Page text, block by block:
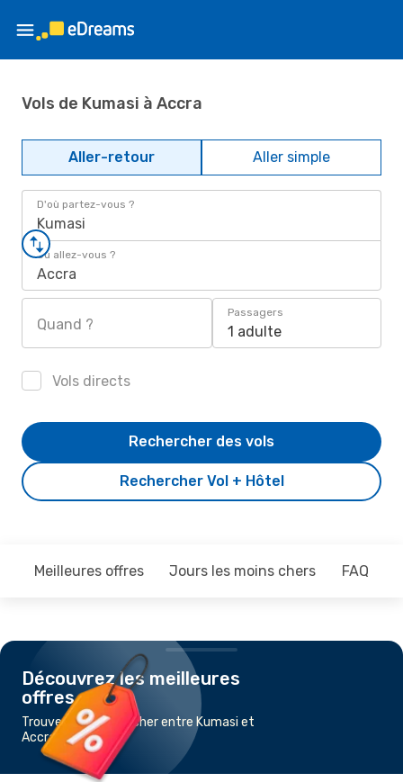
Vols de Kumasi à Accra
Aller-retour Aller simple
D'où partez-vous ?
Kumasi
Où allez-vous ?
Accra
Quand ?
Passagers
1 adulte
Vols directs
Rechercher Vol + Hôtel
Rechercher des vols
Meilleures offres Jours les moins chers FAQ
Découvrez les meilleures
offres
Trouvez un vol pas cher entre Kumasi et
Accra